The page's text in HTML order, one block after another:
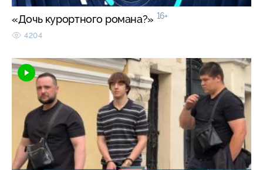
«Дочь курортного романа?» 16+
4204